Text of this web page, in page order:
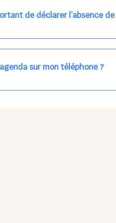
de déclarer l’absence
enfants à accueillir, et ajuster
car les repas sont commandés à
sur mon téléphone ?
sur l'App Store ni Google Play